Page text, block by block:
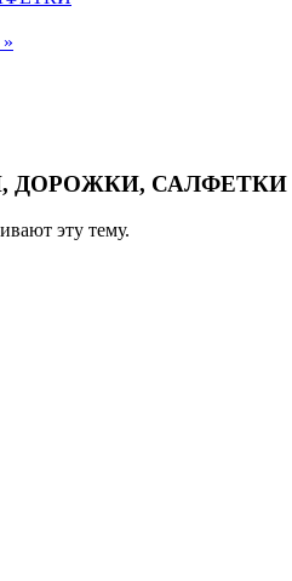
ДОРОЖКИ, САЛФЕТКИ
эту тему.